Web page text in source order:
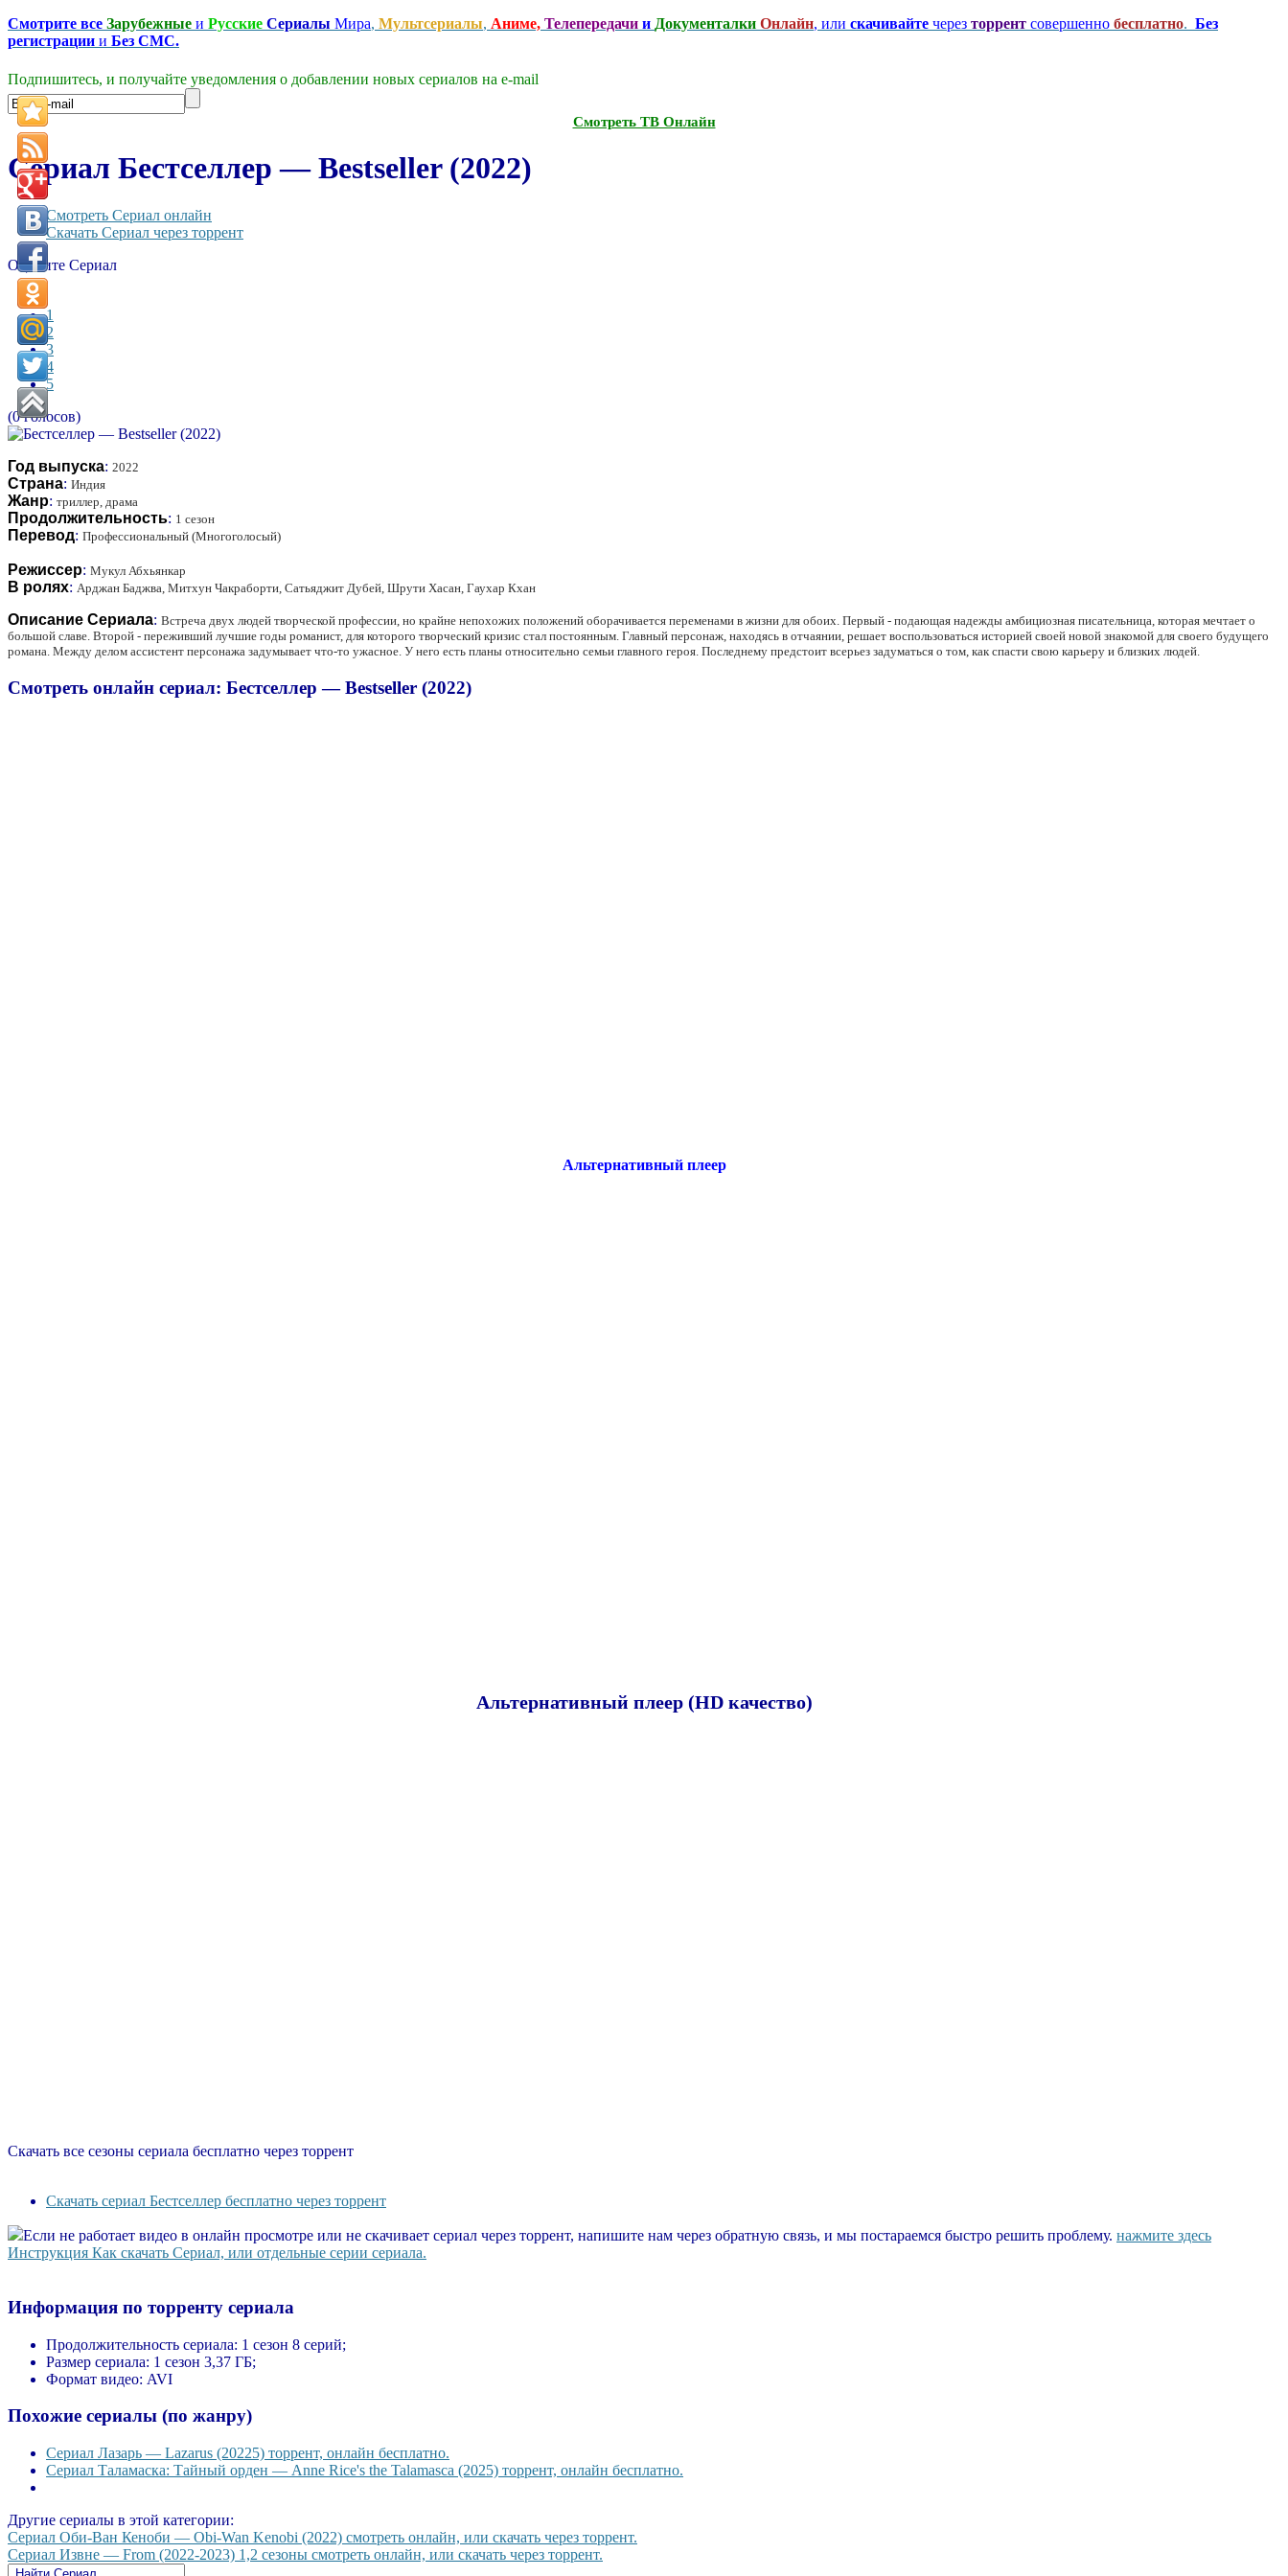
Смотрите все Зарубежные и Русские Сериалы Мира, Мультсериалы, Аниме, Телепередачи и Документалки Онлайн, или скачивайте через торрент совершенно бесплатно. Без
регистрации и Без СМС.
Подпишитесь, и получайте уведомления о добавлении новых сериалов на e-mаil
Смотреть ТВ Онлайн
Сериал Бестселлер — Bestseller (2022)
Смотреть Сериал онлайн
Скачать Сериал через торрент
Оцените Сериал
1
2
3
4
5
(0 голосов)
Год выпуска: 2022
Страна: Индия
Жанр: триллер, драма
Продолжительность: 1 сезон
Перевод: Профессиональный (Многоголосый)
Режиссер: Мукул Абхьянкар
В ролях: Арджан Баджва, Митхун Чакраборти, Сатьяджит Дубей, Шрути Хасан, Гаухар Кхан
Описание Сериала: Встреча двух людей творческой профессии, но крайне непохожих положений оборачивается переменами в жизни для обоих. Первый - подающая надежды амбициозная писательница, которая мечтает о
большой славе. Второй - переживший лучшие годы романист, для которого творческий кризис стал постоянным. Главный персонаж, находясь в отчаянии, решает воспользоваться историей своей новой знакомой для своего будущего
романа. Между делом ассистент персонажа задумывает что-то ужасное. У него есть планы относительно семьи главного героя. Последнему предстоит всерьез задуматься о том, как спасти свою карьеру и близких людей.
Смотреть онлайн сериал: Бестселлер — Bestseller (2022)
Альтернативный плеер
Альтернативный плеер (HD качество)
Скачать все сезоны сериала бесплатно через торрент
Скачать сериал Бестселлер бесплатно через торрент
Если не работает видео в онлайн просмотре или не скачивает сериал через торрент, напишите нам через обратную связь, и мы постараемся быстро решить проблему. нажмите здесь
Инструкция Как скачать Сериал, или отдельные серии сериала.
Информация по торренту сериала
Продолжительность сериала: 1 сезон 8 серий;
Размер сериала: 1 сезон 3,37 ГБ;
Формат видео: AVI
Похожие сериалы (по жанру)
Сериал Лазарь — Lazarus (20225) торрент, онлайн бесплатно.
Сериал Таламаска: Тайный орден — Anne Rice's the Talamasca (2025) торрент, онлайн бесплатно.
Другие сериалы в этой категории:
Сериал Оби-Ван Кеноби — Obi-Wan Kenobi (2022) смотреть онлайн, или скачать через торрент.
Сериал Извне — From (2022-2023) 1,2 сезоны смотреть онлайн, или скачать через торрент.